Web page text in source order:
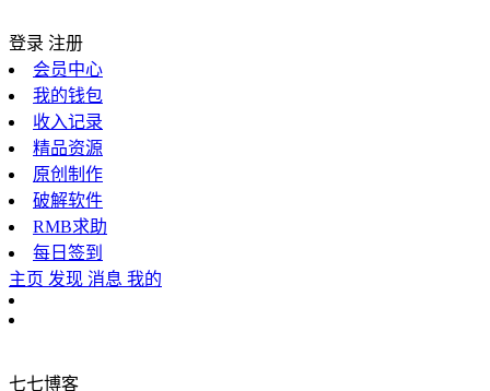
登录 注册
会员中心
我的钱包
收入记录
精品资源
原创制作
破解软件
RMB求助
每日签到
主页 发现 消息 我的
七七博客